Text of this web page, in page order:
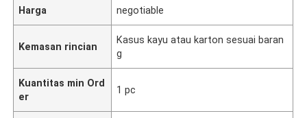
Harga negotiable
Kemasan rincian
Kasus kayu atau karton sesuai baran
g
Kuantitas min Ord
er
1 pc